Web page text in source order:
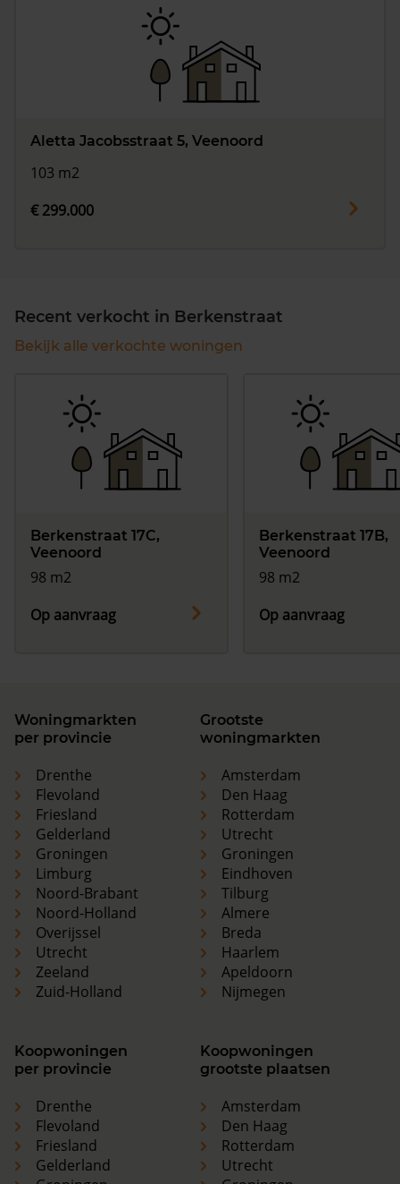
Aletta Jacobsstraat 5, Veenoord
103 m2
€ 299.000
Recent verkocht in Berkenstraat
Bekijk alle verkochte woningen
Berkenstraat 17C,
Veenoord
98 m2
Op aanvraag
Berkenstraat 17B,
Veenoord
98 m2
Op aanvraag
Woningmarkten
per provincie
Drenthe
Flevoland
Friesland
Gelderland
Groningen
Limburg
Noord-Brabant
Noord-Holland
Overijssel
Utrecht
Zeeland
Zuid-Holland
Grootste
woningmarkten
Amsterdam
Den Haag
Rotterdam
Utrecht
Groningen
Eindhoven
Tilburg
Almere
Breda
Haarlem
Apeldoorn
Nijmegen
Koopwoningen
per provincie
Drenthe
Flevoland
Friesland
Gelderland
Koopwoningen
grootste plaatsen
Amsterdam
Den Haag
Rotterdam
Utrecht